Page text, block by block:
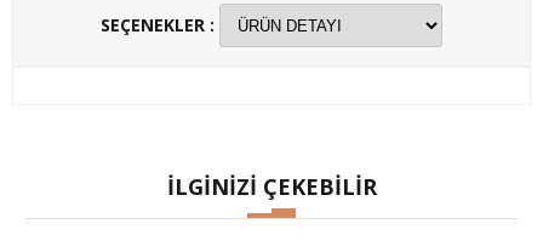
SEÇENEKLER :
İLGİNİZİ ÇEKEBİLİR